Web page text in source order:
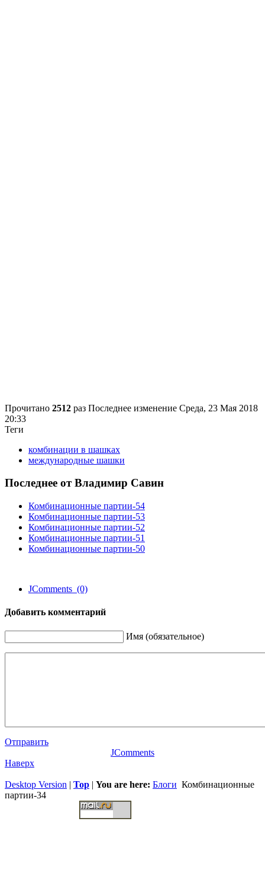
Прочитано 2512 раз Последнее изменение Среда, 23 Мая 2018
20:33
Теги
комбинации в шашках
международные шашки
Последнее от Владимир Савин
Комбинационные партии-54
Комбинационные партии-53
Комбинационные партии-52
Комбинационные партии-51
Комбинационные партии-50
JComments (0)
Добавить комментарий
Имя (обязательное)
Отправить
JComments
Наверх
Desktop Version | Top | You are here: Блоги Комбинационные
партии-34